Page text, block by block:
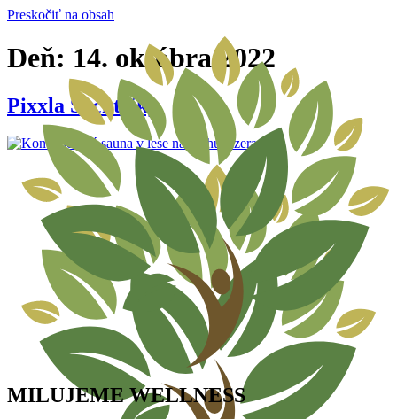
Preskočiť na obsah
MILUJEME WELLNESS
Deň: 14. októbra 2022
Pixxla Šachtičky